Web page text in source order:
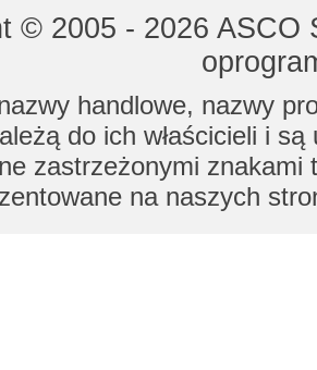
© 2005 - 2026
handlowe, nazwy
do ich właścicieli i
zastrzeżonymi znakami
na naszych